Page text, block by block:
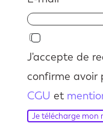
J'accepte de
confirme avoir
CGU et
Je télécharge mon